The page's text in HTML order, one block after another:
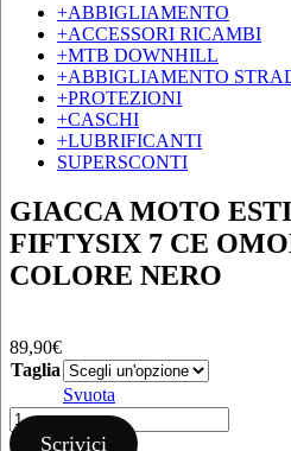
+ABBIGLIAMENTO
+ACCESSORI RICAMBI
+MTB DOWNHILL
+ABBIGLIAMENTO
+PROTEZIONI
+CASCHI
+LUBRIFICANTI
SUPERSCONTI
GIACCA MOTO
FIFTYSIX 7 CE
COLORE NERO
89,90€
Taglia
Svuota
GIACCA
MOTOScrivici